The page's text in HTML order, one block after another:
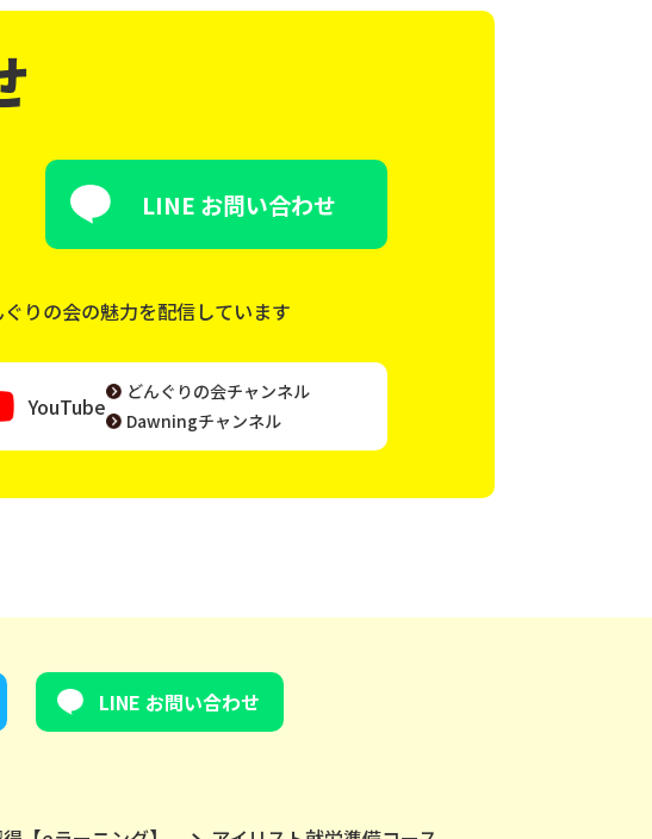
LINE お問い合わせ
りの会の魅力を配信しています
YouTube
どんぐりの会チャンネル
Dawningチャンネル
LINE お問い合わせ